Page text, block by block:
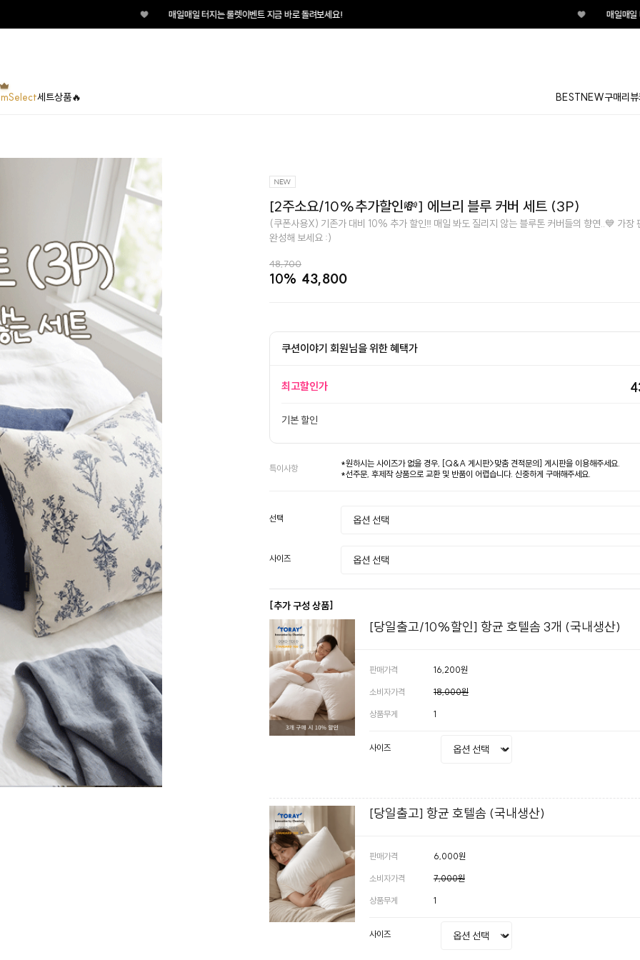
매일매일 터지는 룰렛이벤트 지금 바로 돌려보세요! 매일매일 터지는 룰렛이벤트 지금
세트상품🔥 BESTNEW구매리뷰
[2주소요/10%추가할인💸] 에브리 블루 커버 세트 (3P)
(쿠폰사용X) 기존가 대비 10% 추가 할인‼️ 매일 봐도 질리지 않는 블루톤 커버들의 향연..💙 가장
완성해 보세요 :)
48,700
10% 43,800
쿠션이야기 회원님을 위한 혜택가
최고할인가
기본 할인
특이사항
*원하시는 사이즈가 없을 경우, [Q&A 게시판>맞춤 견적문의] 게시판을 이용해주세요.
*선주문, 후제작 상품으로 교환 및 반품이 어렵습니다. 신중하게 구매해주세요.
선택
사이즈
[추가 구성 상품]
[당일출고/10%할인] 항균 호텔솜 3개 (국내생산)
판매가격 16,200원
소비자가격 18,000원
상품무게 1
사이즈
[당일출고] 항균 호텔솜 (국내생산)
판매가격 6,000원
소비자가격 7,000원
상품무게 1
사이즈